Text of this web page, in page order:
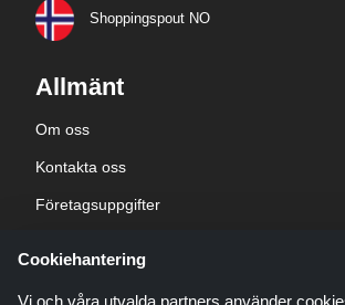
Shoppingspout NO
Allmänt
Om oss
Kontakta oss
Företagsuppgifter
Cookiehantering
Vi och våra utvalda partners använder